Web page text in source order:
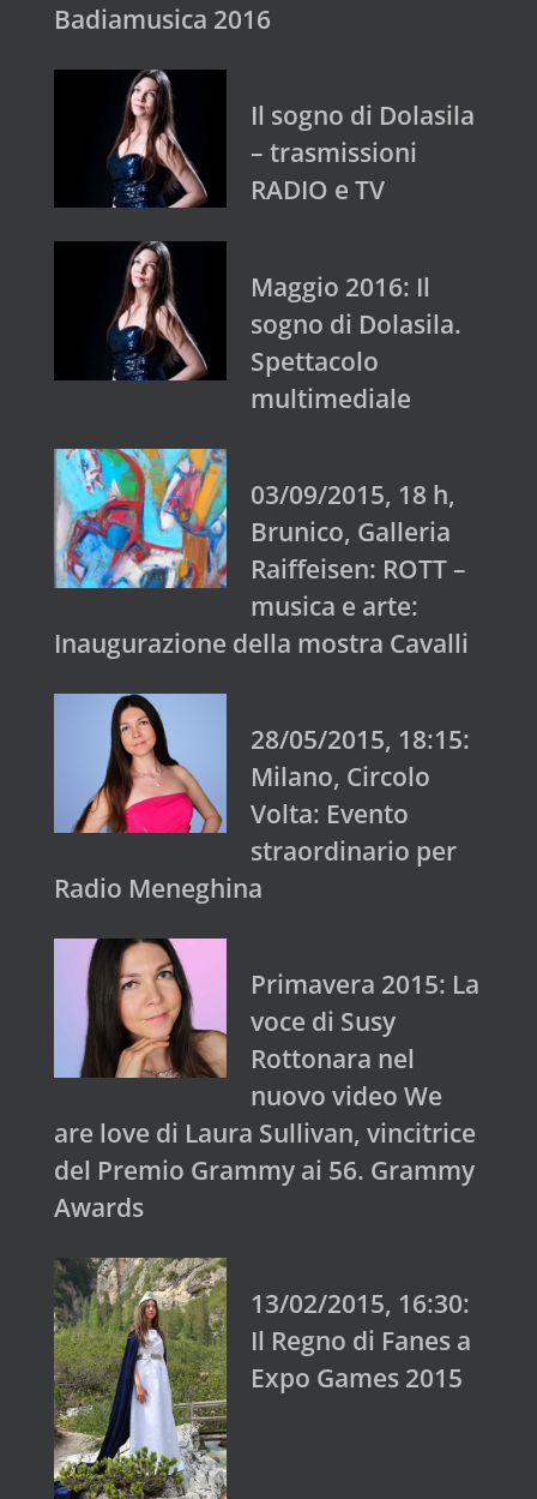
Badiamusica 2016
Il sogno di Dolasila
– trasmissioni
RADIO e TV
Maggio 2016: Il
sogno di Dolasila.
Spettacolo
multimediale
03/09/2015, 18 h,
Brunico, Galleria
Raiffeisen: ROTT –
musica e arte:
Inaugurazione della mostra Cavalli
28/05/2015, 18:15:
Milano, Circolo
Volta: Evento
straordinario per
Radio Meneghina
Primavera 2015: La
voce di Susy
Rottonara nel
nuovo video We
are love di Laura Sullivan, vincitrice
del Premio Grammy ai 56. Grammy
Awards
13/02/2015, 16:30:
Il Regno di Fanes a
Expo Games 2015